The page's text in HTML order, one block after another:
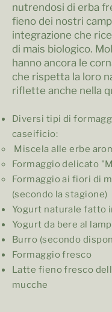
nutrendosi di erba
fieno dei nostri
integrazione che
di mais biologico.
hanno ancora le
che rispetta la loro
riflette anche nella
Diversi tipi di
caseificio:
Miscela alle erbe
Formaggio delicato
Formaggio ai fiori di
(secondo la stagione)
Yogurt naturale fatto
Yogurt da bere al
Burro (secondo
Formaggio fresco
Latte fieno fresco
mucche